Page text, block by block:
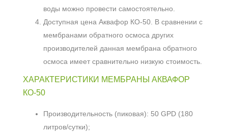
воды можно провести самостоятельно.
Доступная цена Аквафор КО-50. В сравнении с
мембранами обратного осмоса других
производителей данная мембрана обратного
осмоса имеет сравнительно низкую стоимость.
ХАРАКТЕРИСТИКИ МЕМБРАНЫ АКВАФОР
КО-50
Производительность (пиковая): 50 GPD (180
литров/сутки);